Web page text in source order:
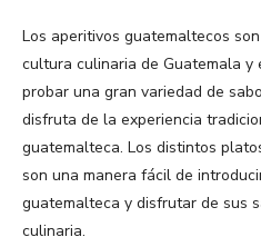
Los aperitivos guatemaltecos
cultura culinaria de Guatemala y
probar una gran variedad de
disfruta de la experiencia
guatemalteca. Los distintos
son una manera fácil de
guatemalteca y disfrutar de sus
culinaria.